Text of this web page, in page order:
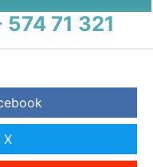
71 321
X